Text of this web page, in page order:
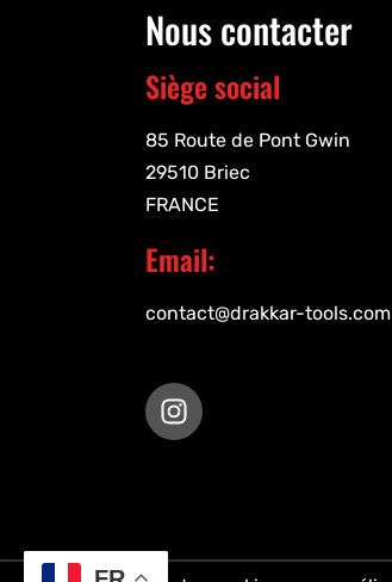
Nous contacter
Siège social
85 Route de Pont Gwin
29510 Briec
FRANCE
Email:
contact@drakkar-tools.com